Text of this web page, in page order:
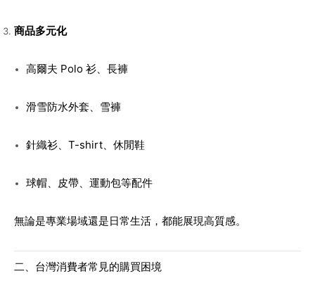
商品多元化
高爾夫 Polo 衫、長褲
滑雪防水外套、雪褲
針織衫、T-shirt、休閒鞋
球帽、皮帶、運動包等配件
無論是專業場域還是日常生活，都能展現高質感。
二、台灣消費者常見的購買困境